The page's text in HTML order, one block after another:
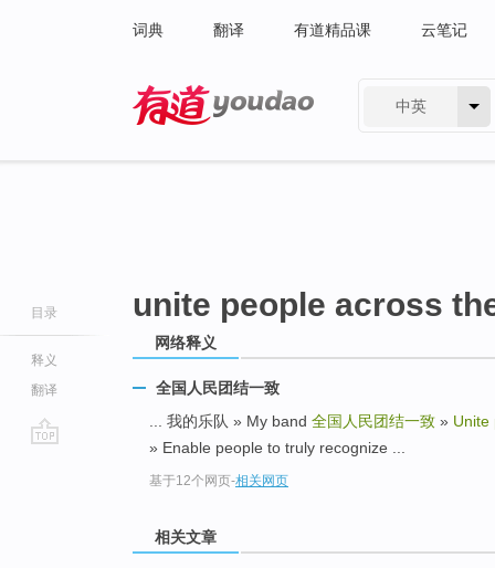
词典 翻译 有道精品课 云笔记
中英
目录
释义
翻译
unite people across
网络释义
全国人民团结一致
... 我的乐队 » My band 全国人民团结一致 » Unite
» Enable people to truly recognize ...
基于12个网页-相关网页
相关文章